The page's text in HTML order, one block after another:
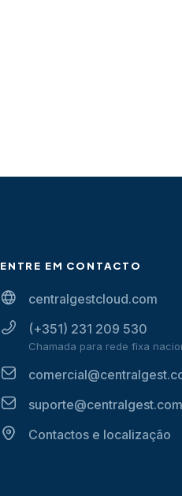
ENTRE EM CONTACTO
centralgestcloud.com
(+351) 231 209 530
Chamada para rede fixa
suporte@centralgest.com
Contactos e localização